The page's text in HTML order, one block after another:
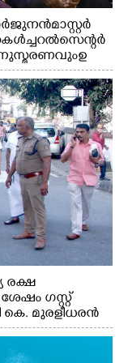
മാസ്റ്റർ
സെന്റർ
ഉ
ജെറി
അർജുനൻ
എന്നിവർ
രക്ഷ
ഗസ്റ്റ്
കെ. മുരളീധരൻ